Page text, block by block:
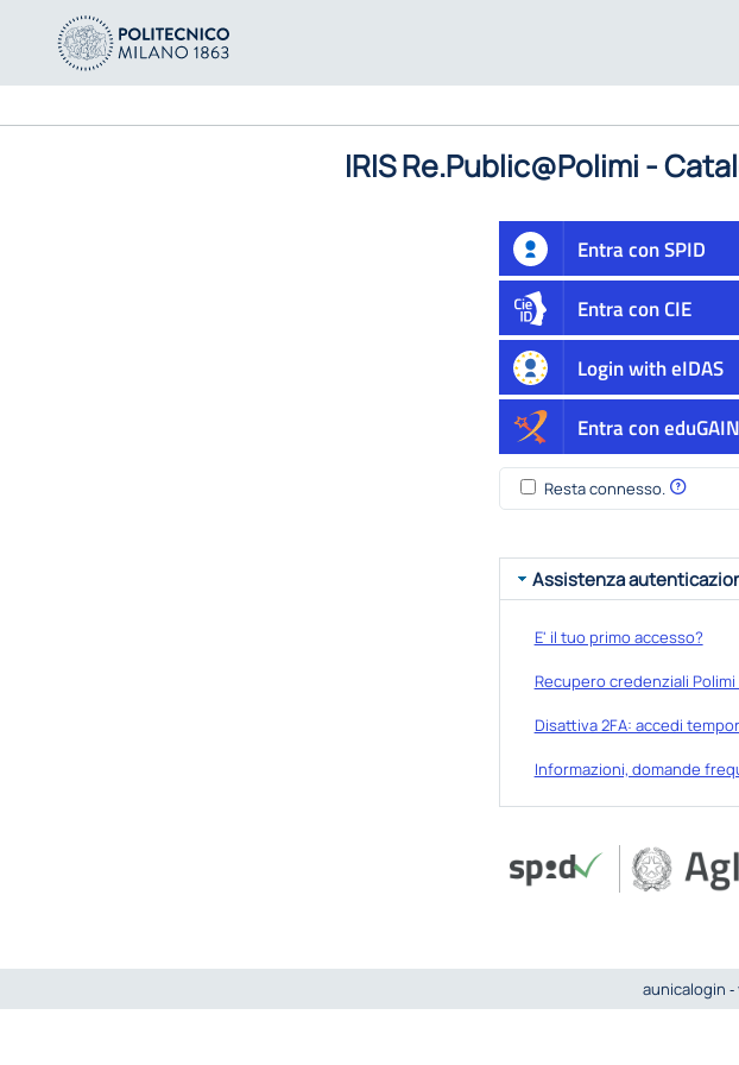
IRIS Re.Public@Polimi -
Entra con SPID
Entra con CIE
Login with eIDAS
Entra con eduGAIN
Resta connesso.
Assistenza
E' il tuo primo accesso?
Recupero credenziali
Disattiva 2FA: accedi
Informazioni, domande
aunicalogin ‐